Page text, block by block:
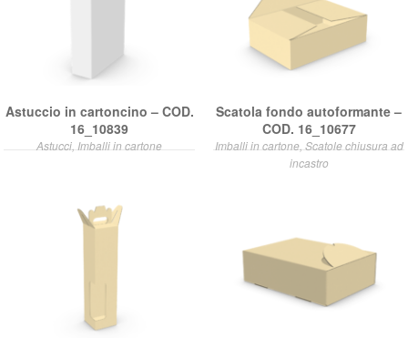
Astuccio in cartoncino – COD.
16_10839
Astucci, Imballi in cartone
Scatola fondo autoformante –
COD. 16_10677
Imballi in cartone, Scatole chiusura ad
incastro